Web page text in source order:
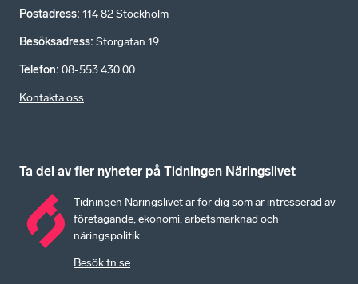
Postadress: 114 82 Stockholm
Besöksadress: Storgatan 19
Telefon: 08-553 430 00
Kontakta oss
Ta del av fler nyheter på Tidningen Näringslivet
Tidningen Näringslivet är för dig som är intresserad av
företagande, ekonomi, arbetsmarknad och
näringspolitik.
Besök tn.se